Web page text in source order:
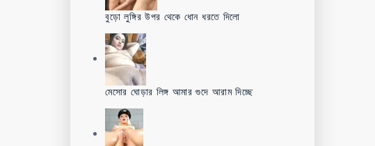
বুড়ো লুঙ্গির উপর থেকে ধোন ধরতে দিলো
মেসোর ঘোড়ার লিঙ্গ আমার গুদে আরাম দিচ্ছে